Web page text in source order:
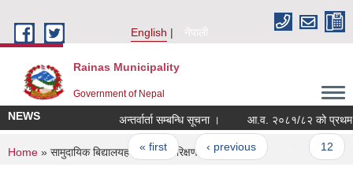
English
नेपाली
Rainas Municipality
Government of Nepal
NEWS अन्तर्वार्ता सम्बन्धि सूचना ।
Pages
« first ‹ previous 12
You are here
Home » सामुदायिक बिद्यालयहरुको लेखा परिक्षण सम्बन्धमा |